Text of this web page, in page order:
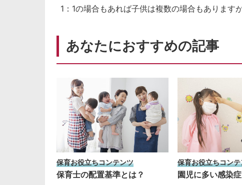
1：1の場合もあれば子供は複数の場合もあります
あなたにおすすめの記事
保育お役立ちコンテンツ
保育士の配置基準とは？
保育お役立ちコン
園児に多い感染症